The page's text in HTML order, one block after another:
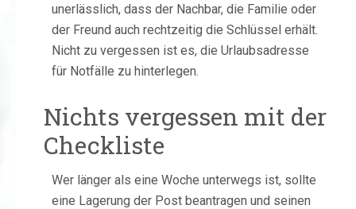
unerlässlich, dass der Nachbar, die Familie oder
der Freund auch rechtzeitig die Schlüssel erhält.
Nicht zu vergessen ist es, die Urlaubsadresse
für Notfälle zu hinterlegen.
Nichts vergessen mit der
Checkliste
Wer länger als eine Woche unterwegs ist, sollte
eine Lagerung der Post beantragen und seinen